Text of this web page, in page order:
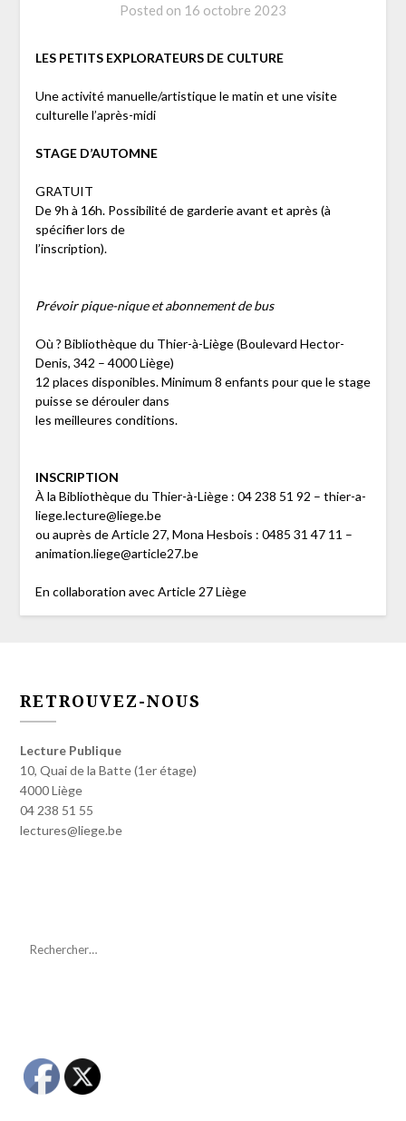
Posted on 16 octobre 2023
LES PETITS EXPLORATEURS DE CULTURE
Une activité manuelle/artistique le matin et une visite
culturelle l’après-midi
STAGE D’AUTOMNE
GRATUIT
De 9h à 16h. Possibilité de garderie avant et après (à
spécifier lors de
l’inscription).
Prévoir pique-nique et abonnement de bus
Où ? Bibliothèque du Thier-à-Liège (Boulevard Hector-
Denis, 342 – 4000 Liège)
12 places disponibles. Minimum 8 enfants pour que le stage
puisse se dérouler dans
les meilleures conditions.
INSCRIPTION
À la Bibliothèque du Thier-à-Liège : 04 238 51 92 – thier-a-
liege.lecture@liege.be
ou auprès de Article 27, Mona Hesbois : 0485 31 47 11 –
animation.liege@article27.be
En collaboration avec Article 27 Liège
RETROUVEZ-NOUS
Lecture Publique
10, Quai de la Batte (1er étage)
4000 Liège
04 238 51 55
lectures@liege.be